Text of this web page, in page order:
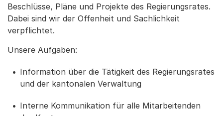
Beschlüsse, Pläne und Projekte des Regierungsrates.
Dabei sind wir der Offenheit und Sachlichkeit
verpflichtet.
Unsere Aufgaben:
Information über die Tätigkeit des Regierungsrates
und der kantonalen Verwaltung
Interne Kommunikation für alle Mitarbeitenden